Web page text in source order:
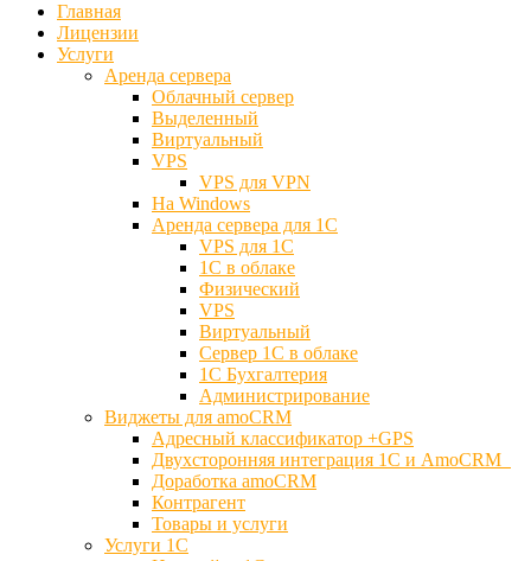
Главная
Лицензии
Услуги
Аренда сервера
Облачный сервер
Выделенный
Виртуальный
VPS
VPS для VPN
На Windows
Аренда сервера для 1С
VPS для 1С
1С в облаке
Физический
VPS
Виртуальный
Сервер 1С в облаке
1С Бухгалтерия
Администрирование
Виджеты для amoCRM
Адресный классификатор +GPS
Двухсторонняя интеграция 1С и AmoCRM
Доработка amoCRM
Контрагент
Товары и услуги
Услуги 1С